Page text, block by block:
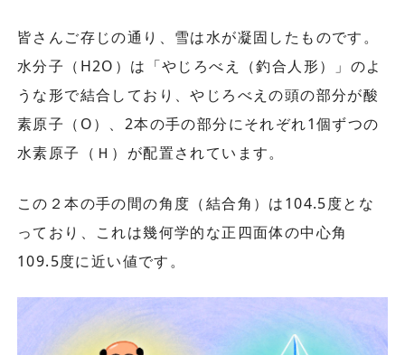
皆さんご存じの通り、雪は水が凝固したものです。
水分子（H2O）は「やじろべえ（釣合人形）」のよ
うな形で結合しており、やじろべえの頭の部分が酸
素原子（O）、2本の手の部分にそれぞれ1個ずつの
水素原子（Ｈ）が配置されています。
この２本の手の間の角度（結合角）は104.5度とな
っており、これは幾何学的な正四面体の中心角
109.5度に近い値です。